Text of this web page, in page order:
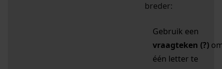
breder:
Gebruik een
vraagteken (?)
één letter te